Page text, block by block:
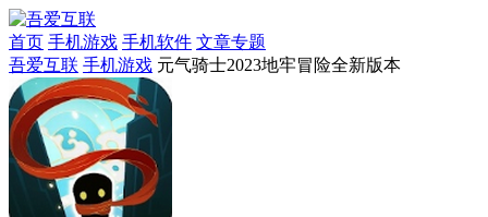
首页 手机游戏 手机软件 文章专题
吾爱互联 手机游戏 元气骑士2023地牢冒险全新版本